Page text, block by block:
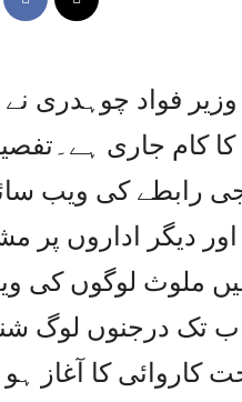
وزیر فواد
کام جاری
رابطے کی ویب
دیگر اداروں پر
ملوث لوگوں کی
اب تک درجنوں لوگ
کاروائی کا آغاز ہو